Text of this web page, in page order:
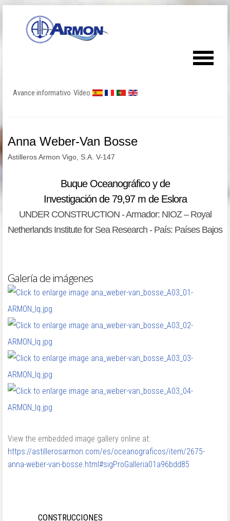
Avance informativo Vídeo
Anna Weber-Van Bosse
Astilleros Armon Vigo, S.A. V-147
Buque Oceanográfico y de
Investigación de 79,97 m de Eslora
UNDER CONSTRUCTION - Armador: NIOZ – Royal
Netherlands Institute for Sea Research - País: Países Bajos
Galería de imágenes
View the embedded image gallery online at:
https://astillerosarmon.com/es/oceanograficos/item/2675-
anna-weber-van-bosse.html#sigProGalleria01a96bdd85
CONSTRUCCIONES